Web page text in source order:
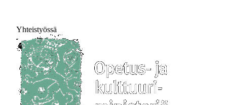
Yhteistyössä